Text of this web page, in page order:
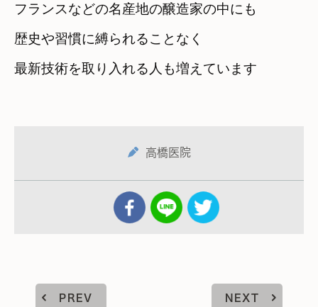
フランスなどの名産地の醸造家の中にも
歴史や習慣に縛られることなく
最新技術を取り入れる人も増えています
高橋医院
PREV NEXT